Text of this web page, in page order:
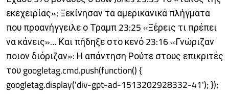
εκεχειρίας»; Ξεκίνησαν τα αμερικανικά πλήγματα
που προανήγγειλε ο Τραμπ 23:25 «Ξέρεις τι πρέπει
να κάνεις»… Και πήδηξε στο κενό 23:16 «Γνώριζαν
ποιον διόριζαν»: Η απάντηση Ρούτε στους επικριτές
του googletag.cmd.push(function() {
googletag.display('div-gpt-ad-1513202928332-41'); });